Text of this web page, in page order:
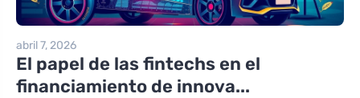
abril 7, 2026
El papel de las fintechs en el
financiamiento de innova...